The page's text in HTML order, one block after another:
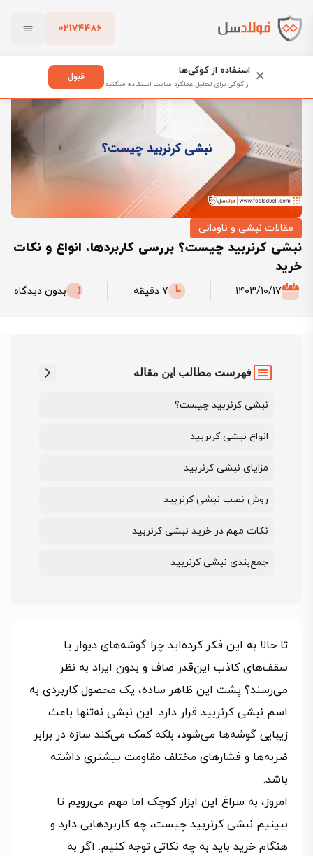
02174486
پاک کردن
فولادسل
نبشی کرنربید چیست؟ بررسی کاربردها، انواع و نکات خرید
مقالات نبشی و ناودانی
نبشی کرنربید چیست؟ بررسی کاربردها، انواع و نکات
خرید
۱۴۰۳/۱۰/۱۷ 7 دقیقه بدون دیدگاه
فهرست مطالب این مقاله
نبشی کرنربید چیست؟
انواع نبشی کرنربید
مزایای نبشی کرنربید
روش نصب نبشی کرنربید
نکات مهم در خرید نبشی کرنربید
جمع‌بندی نبشی کرنربید
تا حالا به این فکر کرده‌اید چرا گوشه‌های دیوار یا
سقف‌های کاذب این‌قدر صاف و بدون ایراد به نظر
می‌رسند؟ پشت این ظاهر ساده، یک محصول کاربردی به
اسم نبشی کرنربید قرار دارد. این نبشی نه‌تنها باعث
زیبایی گوشه‌ها می‌شود، بلکه کمک می‌کند سازه در برابر
ضربه‌ها و فشارهای مختلف مقاومت بیشتری داشته
باشد.
امروز، به سراغ این ابزار کوچک اما مهم می‌رویم تا
ببینیم نبشی کرنربید چیست، چه کاربردهایی دارد و
هنگام خرید باید به چه نکاتی توجه کنیم. اگر به
× استفاده از کوکی‌ها
از کوکی برای تحلیل عملکرد سایت استفاده میکنیم
قبول